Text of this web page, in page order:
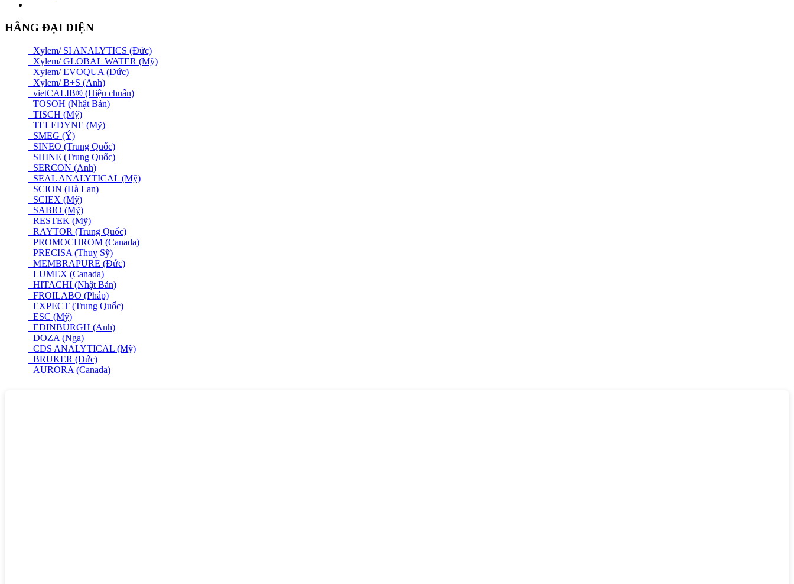
HÃNG ĐẠI DIỆN
Xylem/ SI ANALYTICS (Đức)
Xylem/ GLOBAL WATER (Mỹ)
Xylem/ EVOQUA (Đức)
Xylem/ B+S (Anh)
vietCALIB® (Hiệu chuẩn)
TOSOH (Nhật Bản)
TISCH (Mỹ)
TELEDYNE (Mỹ)
SMEG (Ý)
SINEO (Trung Quốc)
SHINE (Trung Quốc)
SERCON (Anh)
SEAL ANALYTICAL (Mỹ)
SCION (Hà Lan)
SCIEX (Mỹ)
SABIO (Mỹ)
RESTEK (Mỹ)
RAYTOR (Trung Quốc)
PROMOCHROM (Canada)
PRECISA (Thuỵ Sỹ)
MEMBRAPURE (Đức)
LUMEX (Canada)
HITACHI (Nhật Bản)
FROILABO (Pháp)
EXPECT (Trung Quốc)
ESC (Mỹ)
EDINBURGH (Anh)
DOZA (Nga)
CDS ANALYTICAL (Mỹ)
BRUKER (Đức)
AURORA (Canada)